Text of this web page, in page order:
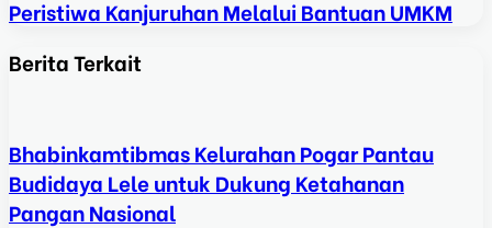
Peristiwa Kanjuruhan Melalui Bantuan UMKM
Berita Terkait
Bhabinkamtibmas Kelurahan Pogar Pantau
Budidaya Lele untuk Dukung Ketahanan
Pangan Nasional